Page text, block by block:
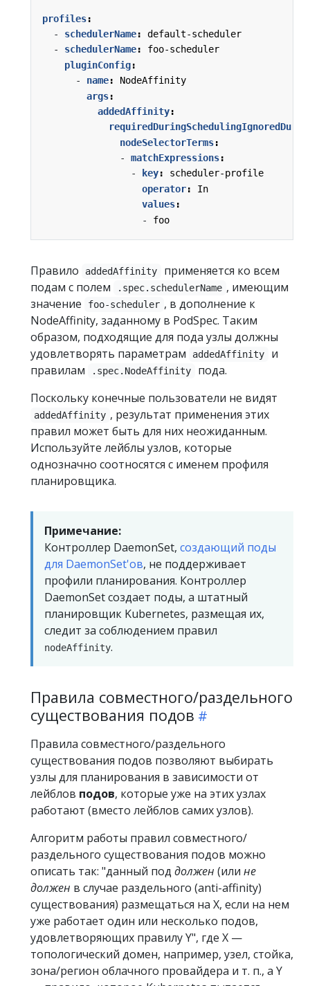
profiles:
- schedulerName:
default-scheduler
- schedulerName:
foo-scheduler
pluginConfig:
- name:
NodeAffinity
args:
addedAffinity:
nodeSelectorTerms:
- matchExpressions:
-
key:
scheduler-profile
operator:
In
values:
- foo
Правило addedAffinity
применяется ко всем
подам с полем
.spec.schedulerName , имеющим
значение
foo-scheduler , в дополнение к
NodeAffinity, заданному в PodSpec. Таким
образом, подходящие для пода узлы должны
удовлетворять параметрам
addedAffinity
и
правилам
.spec.NodeAffinity
пода.
Поскольку конечные пользователи не видят
addedAffinity , результат применения этих
правил может быть для них неожиданным.
Используйте лейблы узлов, которые
однозначно соотносятся с именем профиля
планировщика.
Примечание:
Контроллер DaemonSet, создающий поды
для DaemonSet'ов, не поддерживает
профили планирования. Контроллер
DaemonSet создает поды, а штатный
планировщик Kubernetes, размещая их,
следит за соблюдением правил
nodeAffinity.
Правила совместного/раздельного
существования подов
Правила совместного/раздельного
существования подов позволяют выбирать
узлы для планирования в зависимости от
лейблов подов, которые уже на этих узлах
работают (вместо лейблов самих узлов).
Алгоритм работы правил совместного/
раздельного существования подов можно
описать так: "данный под должен (или не
должен в случае раздельного (anti-affinity)
существования) размещаться на X, если на нем
уже работает один или несколько подов,
удовлетворяющих правилу Y", где X —
топологический домен, например, узел, стойка,
зона/регион облачного провайдера и т. п., а Y